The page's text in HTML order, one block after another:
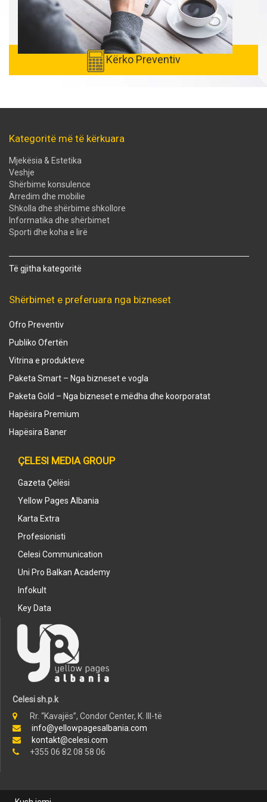
Kërko Preventiv
Kategoritë më të kërkuara
Mjekësia & Estetika
Veshje
Shërbime konsulence
Arredim dhe mobilie
Shkolla dhe shërbime shkollore
Informatika dhe shërbimet
Sporti dhe koha e lirë
Të gjitha kategoritë
Shërbimet e preferuara nga bizneset
Ofro Preventiv
Publiko Ofertën
Vitrina e produkteve
Paketa Smart – Nga bizneset e vogla
Paketa Gold – Nga bizneset e mëdha dhe koorporatat
Hapësira Premium
Hapësira Baner
ÇELESI MEDIA GROUP
Gazeta Çelësi
Yellow Pages Albania
Karta Extra
Profesionisti
Celesi Communication
Uni Pro Balkan Academy
Infokult
Key Data
Celesi sh.p.k
Rr. “Kavajës”, Condor Center, K. III-të
info@yellowpagesalbania.com
kontakt@celesi.com
+355 06 82 08 58 06